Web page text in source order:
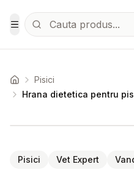
Sari la conținutul principal
Toggle Menu
Acasa Pisici
Pisici Vet Expert